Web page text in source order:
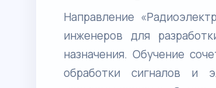
Направление
инженеров для
назначения. Обучение
обработки сигналов и